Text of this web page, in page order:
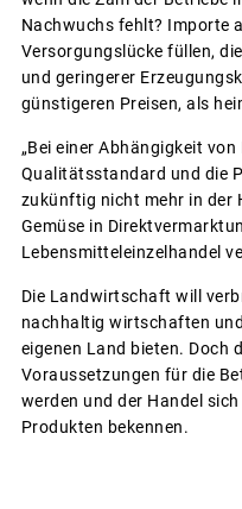
Nachwuchs fehlt? Importe
Versorgungslücke füllen,
und geringerer
günstigeren Preisen, als
„Bei einer Abhängigkeit
Qualitätsstandard und die
zukünftig nicht mehr in der
Gemüse in
Lebensmitteleinzelhandel
Die Landwirtschaft will
nachhaltig wirtschaften
eigenen Land bieten. Doch
Voraussetzungen für die
werden und der Handel
Produkten bekennen.